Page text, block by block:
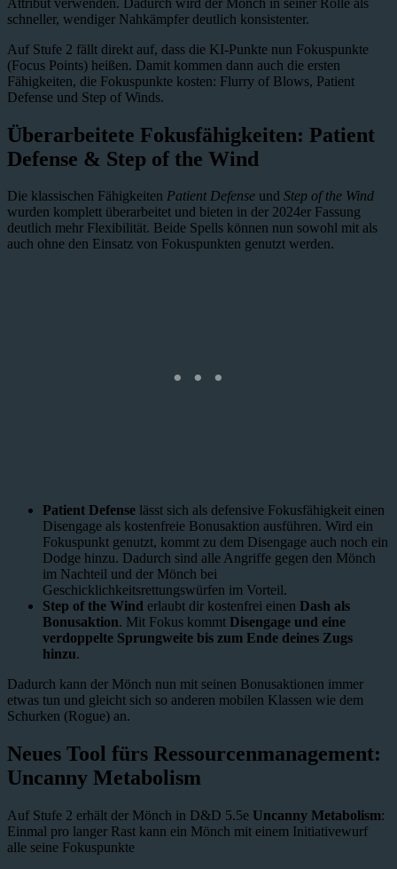
schneller, wendiger Nahkämpfer deutlich konsistenter.
Auf Stufe 2 fällt direkt auf, dass die KI-Punkte nun Fokuspunkte
(Focus Points) heißen. Damit kommen dann auch die ersten
Fähigkeiten, die Fokuspunkte kosten: Flurry of Blows, Patient
Defense und Step of Winds.
Überarbeitete Fokusfähigkeiten: Patient
Defense & Step of the Wind
Die klassischen Fähigkeiten Patient Defense und Step of the Wind
wurden komplett überarbeitet und bieten in der 2024er Fassung
deutlich mehr Flexibilität. Beide Spells können nun sowohl mit als
auch ohne den Einsatz von Fokuspunkten genutzt werden.
Patient Defense lässt sich als defensive Fokusfähigkeit einen
Disengage als kostenfreie Bonusaktion ausführen. Wird ein
Fokuspunkt genutzt, kommt zu dem Disengage auch noch ein
Dodge hinzu. Dadurch sind alle Angriffe gegen den Mönch
im Nachteil und der Mönch bei
Geschicklichkeitsrettungswürfen im Vorteil.
Step of the Wind erlaubt dir kostenfrei einen Dash als
Bonusaktion. Mit Fokus kommt Disengage und eine
verdoppelte Sprungweite bis zum Ende deines Zugs
hinzu.
Dadurch kann der Mönch nun mit seinen Bonusaktionen immer
etwas tun und gleicht sich so anderen mobilen Klassen wie dem
Schurken (Rogue) an.
Neues Tool fürs Ressourcenmanagement:
Uncanny Metabolism
Auf Stufe 2 erhält der Mönch in D&D 5.5e Uncanny Metabolism:
Einmal pro langer Rast kann ein Mönch mit einem Initiativewurf
alle seine Fokuspunkte